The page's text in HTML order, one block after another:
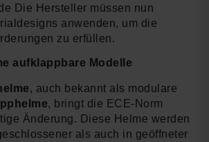
Die Hersteller müssen nun
anwenden, um die
zu erfüllen.
aufklappbare Modelle
, auch bekannt als modulare
, bringt die ECE-Norm
Änderung. Diese Helme werden
als auch in geöffneter